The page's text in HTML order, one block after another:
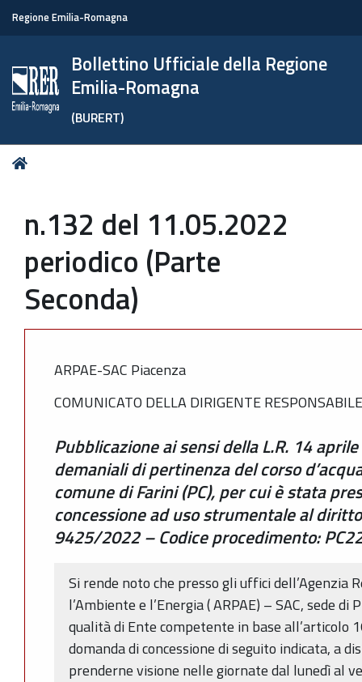
Regione Emilia-Romagna
Bollettino Ufficiale della Regione
Emilia-Romagna
(BURERT)
Tu
n.132 del 11.05.2022
periodico (Parte
Seconda)
ARPAE-SAC Piacenza
COMUNICATO DELLA DIRIGENTE
Pubblicazione ai sensi della L.R. 14
demaniali di pertinenza del corso
comune di Farini (PC), per cui è stata
concessione ad uso strumentale al
9425/2022 – Codice procedimento:
Si rende noto che presso gli uffici dell’Agenzia
l’Ambiente e l’Energia ( ARPAE) – SAC, sede
qualità di Ente competente in base all’articolo
domanda di concessione di seguito indicata, a
prenderne visione nelle giornate dal lunedì al